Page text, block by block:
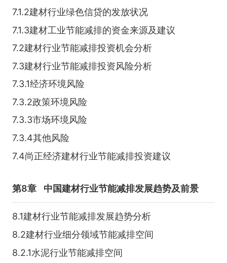
7.1.2建材行业绿色信贷的发放状况
7.1.3建材工业节能减排的资金来源及建议
7.2建材行业节能减排投资机会分析
7.3建材行业节能减排投资风险分析
7.3.1经济环境风险
7.3.2政策环境风险
7.3.3市场环境风险
7.3.4其他风险
7.4尚正经济建材行业节能减排投资建议
第8章 中国建材行业节能减排发展趋势及前景
8.1建材行业节能减排发展趋势分析
8.2建材行业细分领域节能减排空间
8.2.1水泥行业节能减排空间